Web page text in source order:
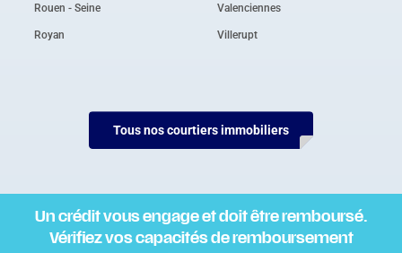
Rouen - Seine
Royan
Valenciennes
Villerupt
Tous nos courtiers immobiliers
Un crédit vous engage et doit être remboursé.
Vérifiez vos capacités de remboursement